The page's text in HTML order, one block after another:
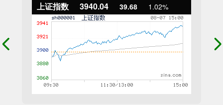
上证指数 3940.04 39.68 1.02%